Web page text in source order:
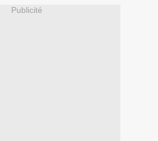
Publicité